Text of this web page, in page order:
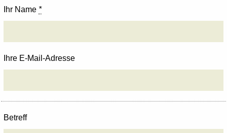
Ihr Name *
Ihre E-Mail-Adresse
Betreff